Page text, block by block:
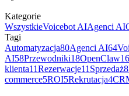
Kategorie
WszystkieVoicebot AIAgenci AI
Tagi
Automatyzacja80Agenci AI64
AI58Przewodniki18OpenClaw16
klienta11Rezerwacje11 Sprzedaż8
commerce5ROI5Rekrutacja4